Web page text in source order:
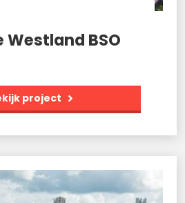
Westland BSO
project